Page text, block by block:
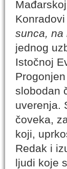
sunca, na
jednog
Istočnoj
slobodan
uverenja.
čoveka,
koji,
Redak i
ljudi koje